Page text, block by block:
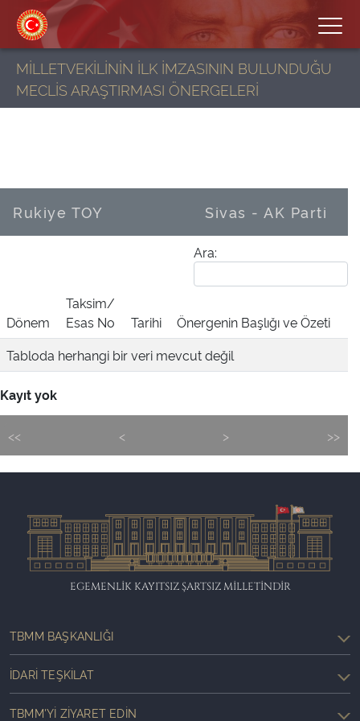
MİLLETVEKİLİNİN İLK İMZASININ BULUNDUĞU
MECLİS ARAŞTIRMASI ÖNERGELERİ
Rukiye TOY Sivas - AK Parti
Ara:
Dönem
Taksim/
Esas No
Tarihi
Önergenin Başlığı ve Özeti
Tabloda herhangi bir veri mevcut değil
Kayıt yok
<< < > >>
EGEMENLİK KAYITSIZ ŞARTSIZ MİLLETİNDİR
TBMM BAŞKANLIĞI
İDARI TEŞKILAT
TBMM'YI ZIYARET EDIN